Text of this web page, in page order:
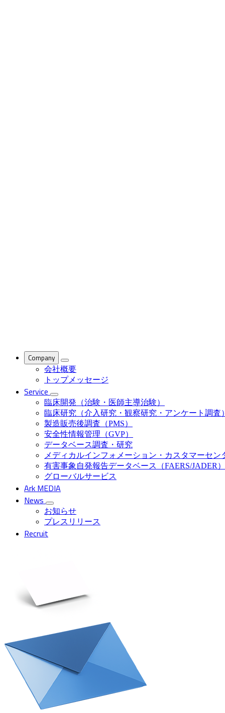
Company
会社概要
トップメッセージ
Service
臨床開発（治験・医師主導治験）
臨床研究（介入研究・観察研究・アンケート調査
製造販売後調査（PMS）
安全性情報管理（GVP）
データベース調査・研究
メディカルインフォメーション・カスタマーセン
有害事象自発報告データベース（FAERS/JADER）
グローバルサービス
Ark MEDIA
News
お知らせ
プレスリリース
Recruit